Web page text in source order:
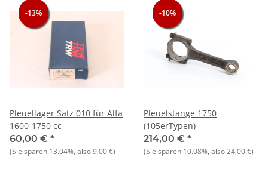
-13%
-13%
-13%
Pleuellager Satz 010 für Alfa
1600-1750 cc
60,00 € *
(Sie sparen 13.04%, also9,00 €)
-10%
-10%
-10%
Pleuelstange 1750
(105erTypen)
214,00 € *
(Sie sparen 10.08%, also24,00 €)